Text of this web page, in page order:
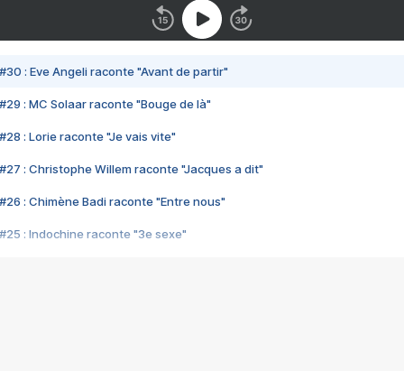
#30 : Eve Angeli raconte "Avant de partir"
#29 : MC Solaar raconte "Bouge de là"
#28 : Lorie raconte "Je vais vite"
#27 : Christophe Willem raconte "Jacques a dit"
#26 : Chimène Badi raconte "Entre nous"
#25 : Indochine raconte "3e sexe"